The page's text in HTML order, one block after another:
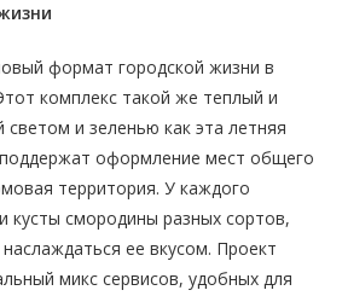
формат городской жизни в
комплекс такой же теплый и
и зеленью как эта летняя
оформление мест общего
территория. У каждого
кусты смородины разных сортов,
ее вкусом. Проект
микс сервисов, удобных для